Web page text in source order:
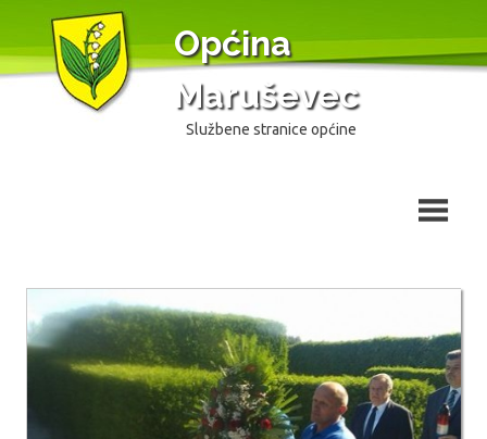
content
Općina
Maruševec
Službene stranice općine